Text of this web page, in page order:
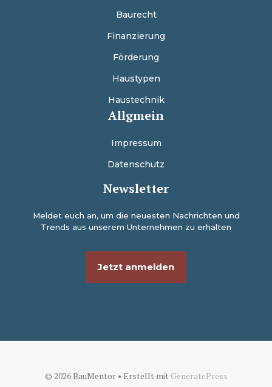
Baurecht
Finanzierung
Förderung
Haustypen
Haustechnik
Allgmein
Impressum
Datenschutz
Newsletter
Meldet euch an, um die neuesten Nachrichten und
Trends aus unserem Unternehmen zu erhalten
Jetzt anmelden
© 2026 BauMentor• Erstellt mit GeneratePress